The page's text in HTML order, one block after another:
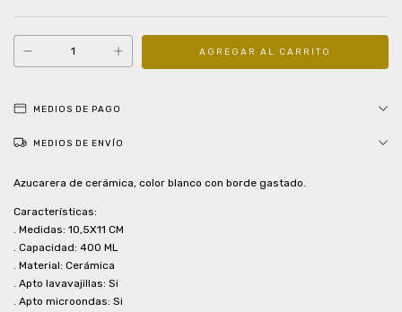
MEDIOS DE PAGO
MEDIOS DE ENVÍO
Azucarera de cerámica, color blanco con borde gastado.
Características:
. Medidas: 10,5X11 CM
. Capacidad: 400 ML
. Material: Cerámica
. Apto lavavajillas: Si
. Apto microondas: Si